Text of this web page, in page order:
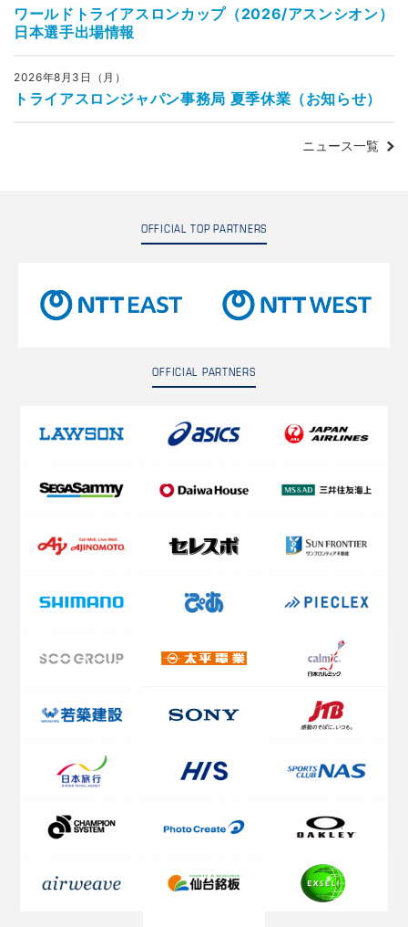
ワールドトライアスロンカップ（2026/アスンシオン）
日本選手出場情報
2026年8月3日（月）
トライアスロンジャパン事務局 夏季休業（お知らせ）
ニュース一覧
OFFICIAL TOP PARTNERS
OFFICIAL PARTNERS